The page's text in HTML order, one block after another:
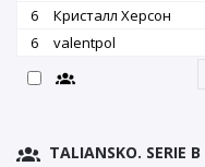
6
Кристалл Херсон
6
valentpol
TALIANSKO. SERIE B